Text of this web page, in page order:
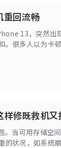
重回流畅
13，突然出
。很多人以为卡
修既救机又
当可用存储空
的状况，如系统